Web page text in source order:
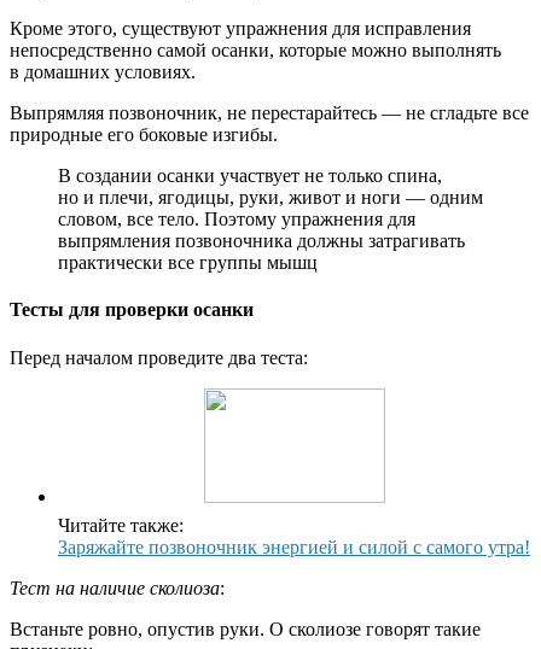
Кроме этого, существуют упражнения для исправления
непосредственно самой осанки, которые можно выполнять
в домашних условиях.
Выпрямляя позвоночник, не перестарайтесь — не сгладьте все
природные его боковые изгибы.
В создании осанки участвует не только спина,
но и плечи, ягодицы, руки, живот и ноги — одним
словом, все тело. Поэтому упражнения для
выпрямления позвоночника должны затрагивать
практически все группы мышц
Тесты для проверки осанки
Перед началом проведите два теста:
Читайте также:
Заряжайте позвоночник энергией и силой с самого утра!
Тест на наличие сколиоза:
Встаньте ровно, опустив руки. О сколиозе говорят такие